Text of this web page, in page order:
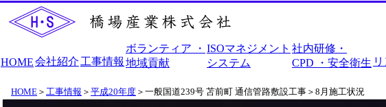
HOME会社紹介 工事情報
ボランティア ・
地域貢献
ISOマネジメント
システム
社内研修・
CPD ・安全衛生
HOME ＞ 工事情報 ＞ 平成20年度 ＞一般国道239号 苫前町 通信管路敷設工事＞8月施工状況